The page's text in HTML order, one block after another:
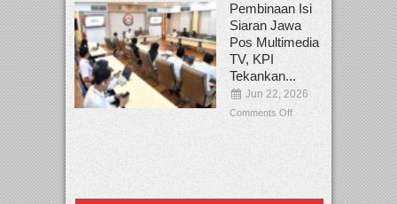
Pembinaan Isi
Siaran Jawa
Pos Multimedia
TV, KPI
Tekankan...
Jun 22, 2026
Comments Off